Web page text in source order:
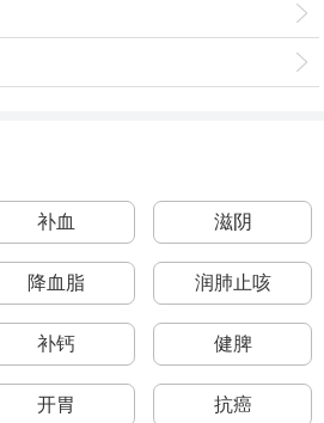
补血 滋阴
降血脂 润肺止咳
补钙 健脾
开胃 抗癌